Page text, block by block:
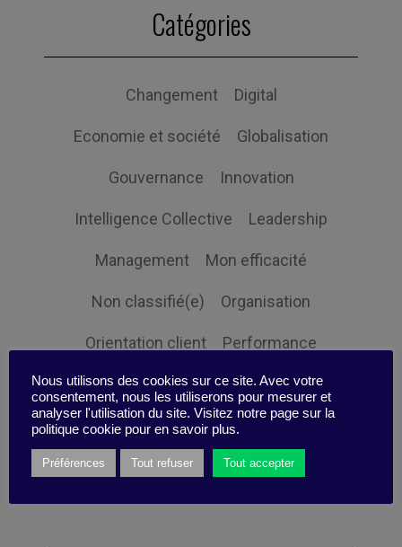
Catégories
Changement Digital
Economie et société Globalisation
Gouvernance Innovation
Intelligence Collective Leadership
Management Mon efficacité
Non classifié(e) Organisation
Orientation client Performance
Prospective Responsabilité sociale
Ressources humaines Stratégie
Expertise
Nous utilisons des cookies sur ce site. Avec votre
consentement, nous les utiliserons pour mesurer et
analyser l'utilisation du site. Visitez notre page sur la
politique cookie pour en savoir plus.
Préférences Tout refuser Tout accepter